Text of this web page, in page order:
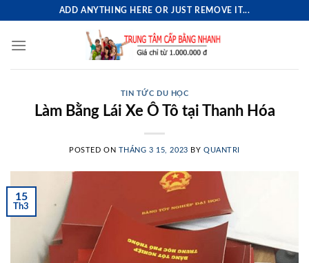
content
ADD ANYTHING HERE OR JUST REMOVE IT...
TIN TỨC DU HỌC
Làm Bằng Lái Xe Ô Tô tại Thanh Hóa
POSTED ON THÁNG 3 15, 2023 BY QUANTRI
15
Th3